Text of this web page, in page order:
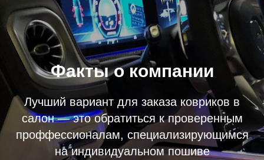
Факты о компании
Лучший вариант для заказа ковриков в
салон — это обратиться к проверенным
проффессионалам, специализирующимся
на индивидуальном пошиве